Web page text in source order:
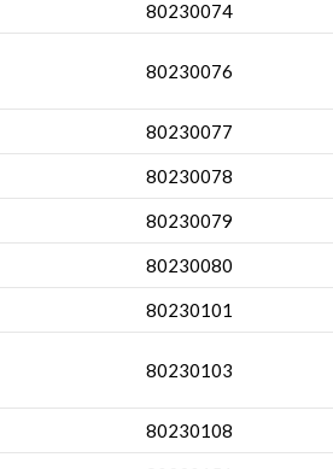
80230074
80230076
80230077
80230078
80230079
80230080
80230101
80230103
80230108